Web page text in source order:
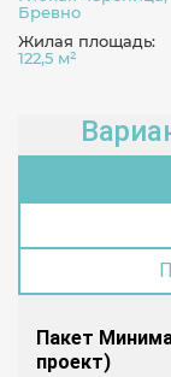
Бревно
Жилая площадь:
122,5 м²
Пакет
проект)